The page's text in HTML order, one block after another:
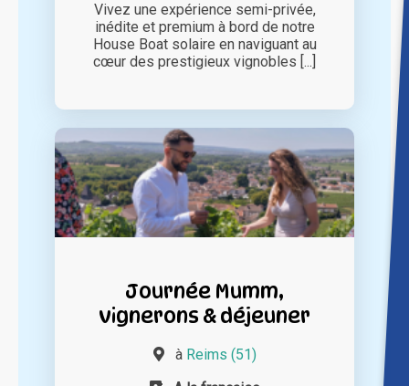
Vivez une expérience semi-privée,
inédite et premium à bord de notre
House Boat solaire en naviguant au
cœur des prestigieux vignobles [...]
Journée Mumm,
vignerons & déjeuner
à Reims (51)